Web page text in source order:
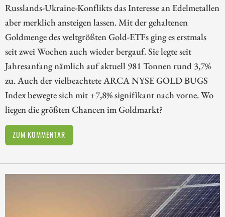
Russlands-Ukraine-Konflikts das Interesse an Edelmetallen
aber merklich ansteigen lassen. Mit der gehaltenen
Goldmenge des weltgrößten Gold-ETFs ging es erstmals
seit zwei Wochen auch wieder bergauf. Sie legte seit
Jahresanfang nämlich auf aktuell 981 Tonnen rund 3,7%
zu. Auch der vielbeachtete ARCA NYSE GOLD BUGS
Index bewegte sich mit +7,8% signifikant nach vorne. Wo
liegen die größten Chancen im Goldmarkt?
ZUM KOMMENTAR